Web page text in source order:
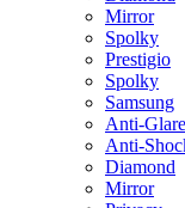
Mirror
Spolky
Prestigio
Spolky
Samsung
Anti-Glare
Anti-
Diamond
Mirror